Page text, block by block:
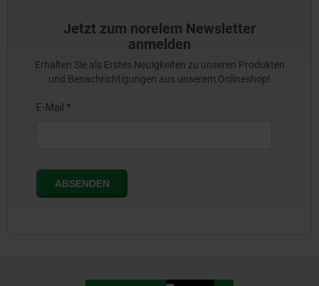
Jetzt zum norelem Newsletter
anmelden
Erhalten Sie als Erstes Neuigkeiten zu unseren Produkten
und Benachrichtigungen aus unserem Onlineshop!